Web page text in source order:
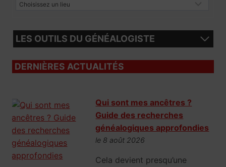
LES OUTILS DU GÉNÉALOGISTE
DERNIÈRES ACTUALITÉS
Qui sont mes ancêtres ?
Guide des recherches
généalogiques approfondies
le 8 août 2026
Cela devient presqu’une